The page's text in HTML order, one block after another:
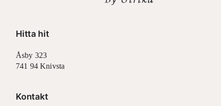
Hitta hit
Åsby 323
741 94 Knivsta
Kontakt